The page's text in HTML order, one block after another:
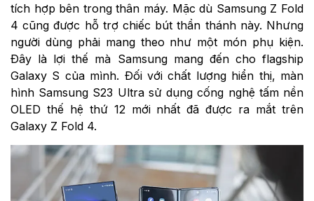
tích hợp bên trong thân máy. Mặc dù Samsung Z Fold
4 cũng được hỗ trợ chiếc bút thần thánh này. Nhưng
người dùng phải mang theo như một món phụ kiện.
Đây là lợi thế mà Samsung mang đến cho flagship
Galaxy S của mình. Đối với chất lượng hiển thị, màn
hình Samsung S23 Ultra sử dụng cống nghệ tấm nền
OLED thế hệ thứ 12 mới nhất đã được ra mắt trên
Galaxy Z Fold 4.